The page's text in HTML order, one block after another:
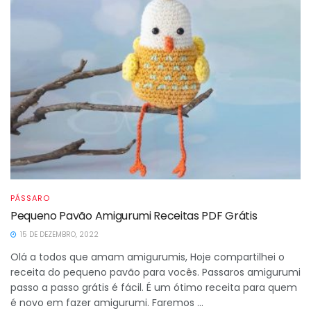
PÁSSARO
Pequeno Pavão Amigurumi Receitas PDF Grátis
15 DE DEZEMBRO, 2022
Olá a todos que amam amigurumis, Hoje compartilhei o
receita do pequeno pavão para vocês. Passaros amigurumi
passo a passo grátis é fácil. É um ótimo receita para quem
é novo em fazer amigurumi. Faremos ...